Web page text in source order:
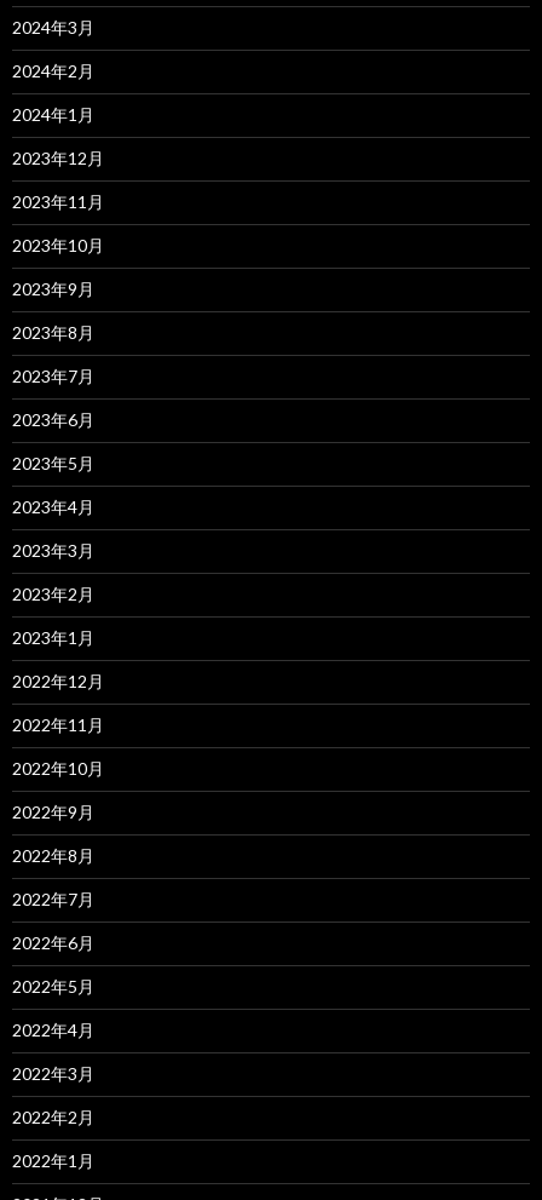
2024年3月
2024年2月
2024年1月
2023年12月
2023年11月
2023年10月
2023年9月
2023年8月
2023年7月
2023年6月
2023年5月
2023年4月
2023年3月
2023年2月
2023年1月
2022年12月
2022年11月
2022年10月
2022年9月
2022年8月
2022年7月
2022年6月
2022年5月
2022年4月
2022年3月
2022年2月
2022年1月